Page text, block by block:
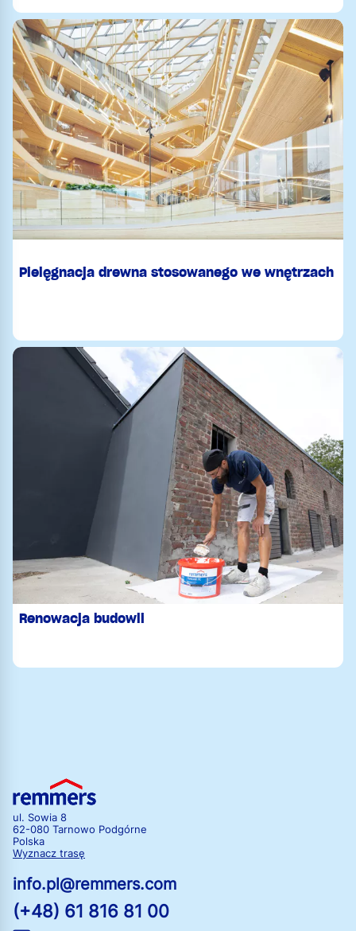
Pielęgnacja drewna stosowanego we wnętrzach
Renowacja budowli
ul. Sowia 8
62-080 Tarnowo Podgórne
Polska
Wyznacz trasę
info.pl@remmers.com
(+48) 61 816 81 00